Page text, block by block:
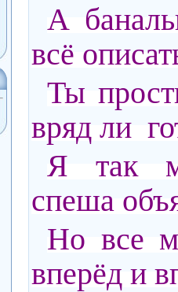
А
всё
Ты
вряд ли
Я так
спеша
Но все
вперёд и